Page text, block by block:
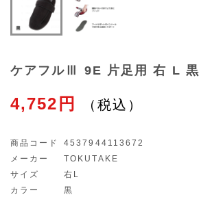
ケアフルⅢ 9E 片足用 右 L 黒
4,752円
商品コード
4537944113672
メーカー
TOKUTAKE
サイズ
右L
カラー
黒